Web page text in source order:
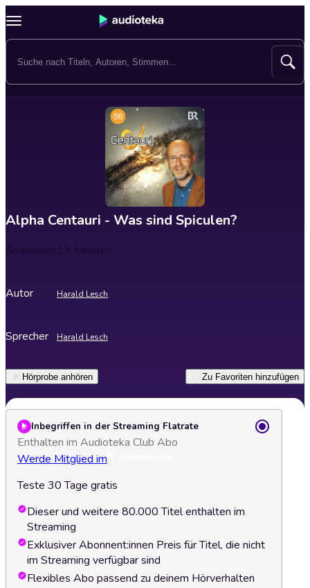
Alpha Centauri - Was sind Spiculen?
Spieldauer13 Minuten
Autor Harald Lesch
Sprecher Harald Lesch
Hörprobe anhören Zu Favoriten hinzufügen
Inbegriffen in der Streaming Flatrate
Enthalten im Audioteka Club Abo
Werde Mitglied im
Teste 30 Tage gratis
Dieser und weitere 80.000 Titel enthalten im
Streaming
Exklusiver Abonnent:innen Preis für Titel, die nicht
im Streaming verfügbar sind
Flexibles Abo passend zu deinem Hörverhalten